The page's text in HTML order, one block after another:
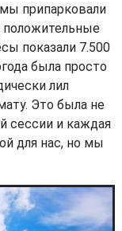
припарковали
показали 7.500
была просто
лил
Это была не
сессии и каждая
для нас, но мы